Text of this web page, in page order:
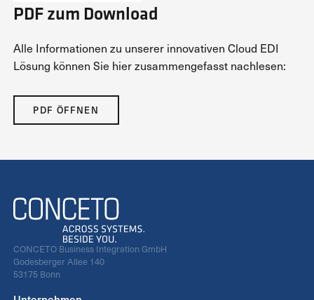
PDF zum Download
Alle Informationen zu unserer innovativen Cloud EDI
Lösung können Sie hier zusammengefasst nachlesen:
PDF ÖFFNEN
CONCETO Business Integration GmbH
Godesberger Allee 140
53175 Bonn